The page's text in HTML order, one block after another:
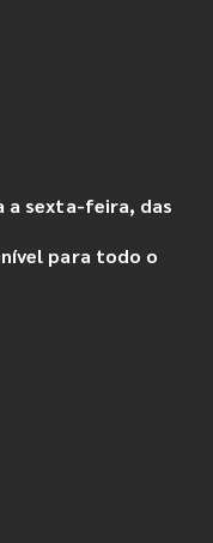
a sexta-feira, das
para todo o